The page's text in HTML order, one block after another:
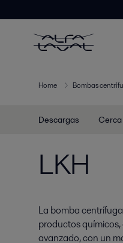
Home Bombas
Descargas
LKH
La bomba
productos
avanzado, con un